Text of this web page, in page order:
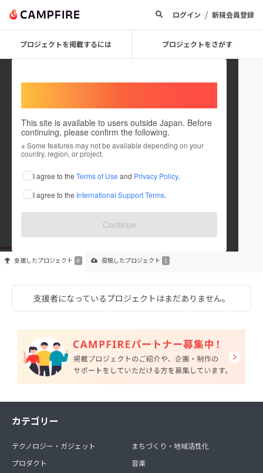
ログイン / 新規会員登録
プロジェクトを掲載するには プロジェクトをさがす
This site is available to users outside Japan. Before
continuing, please confirm the following.
※ Some features may not be available depending on your
country, region, or project.
I agree to the Terms of Use and Privacy Policy.
I agree to the International Support Terms.
Continue
yuutan1090
これまでに1件のプロジェクトを投稿しています
在住国：未設定
出身国：未設定
支援したプロジェクト 0 投稿したプロジェクト 1
支援者になっているプロジェクトはまだありません。
カテゴリー
テクノロジー・ガジェット
プロダクト
まちづくり・地域活性化
音楽